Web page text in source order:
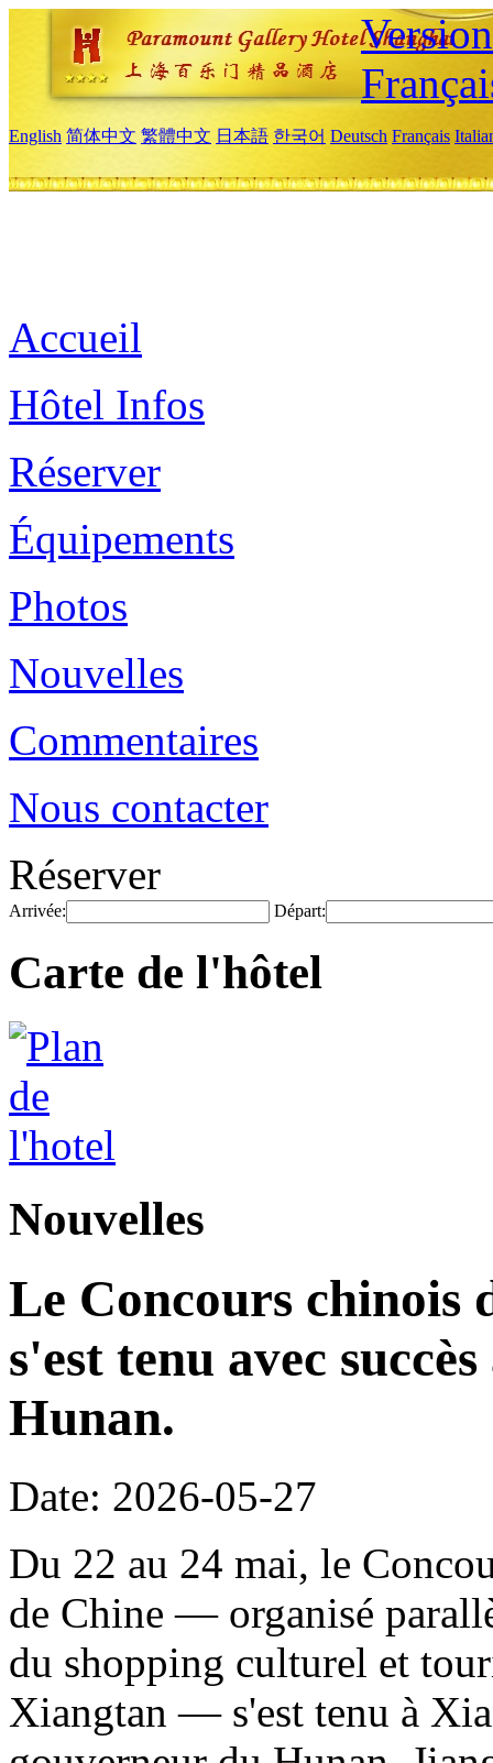
English 简体中文 繁體中文 日本語 한국어 Deutsch Français
Accueil
Hôtel Infos
Réserver
Équipements
Photos
Nouvelles
Commentaires
Nous contacter
Réserver
Arrivée: Départ:
Carte de l'hôtel
Nouvelles
Le Concours chinois
s'est tenu avec
Hunan.
Date: 2026-05-27
Du 22 au 24 mai, le
de Chine — organisé
du shopping culturel et
Xiangtan — s'est tenu à